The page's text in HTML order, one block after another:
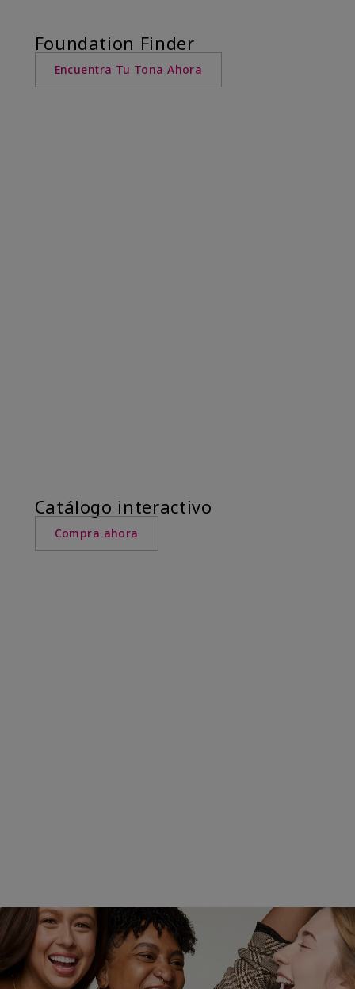
Foundation Finder
Encuentra Tu Tona Ahora
Catálogo interactivo
Compra ahora